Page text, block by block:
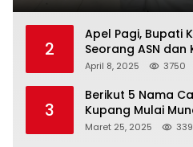
2
Apel Pagi, Bupati
Seorang ASN dan
April 8, 2025 3750
3
Berikut 5 Nama
Kupang Mulai
Maret 25, 2025